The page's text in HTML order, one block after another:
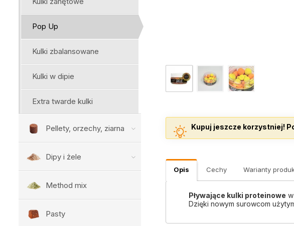
Pop Up
Kulki zbalansowane
Kulki w dipie
Extra twarde kulki
Pellety, orzechy, ziarna
Dipy i żele
Method mix
Pasty
Kupuj jeszcze korzystniej!
Opis Cechy Warianty
Pływające kulki proteinowe
Dzięki nowym surowcom